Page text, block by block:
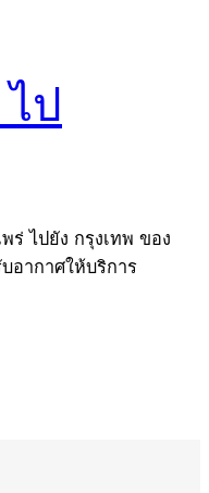
ป
ร่ ไปยัง กรุงเทพ ของ
อากาศให้บริการ